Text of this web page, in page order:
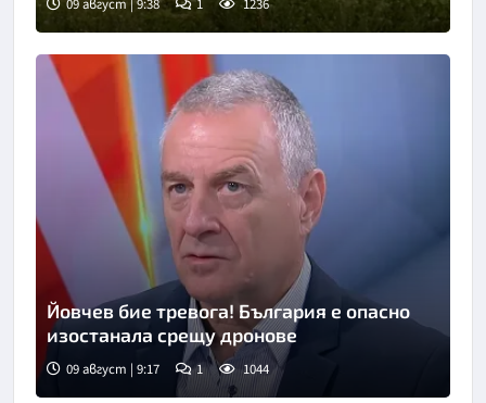
Снимка: Нова телевизия
Снимка: бТВ
Йовчев бие тревога! България е опасно
изостанала срещу дронове
09 август | 9:17 1 1044